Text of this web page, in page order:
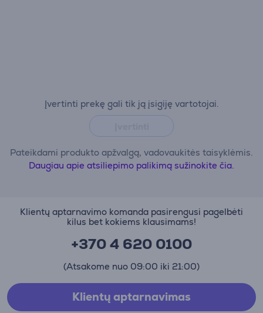
Įvertinti prekę gali tik ją įsigiję vartotojai.
Pateikdami produkto apžvalgą, vadovaukitės taisyklėmis.
Daugiau apie atsiliepimo palikimą sužinokite čia.
Klientų aptarnavimo komanda pasirengusi pagelbėti
kilus bet kokiems klausimams!
+370 4 620 0100
(Atsakome nuo 09:00 iki 21:00)
Klientų aptarnavimas